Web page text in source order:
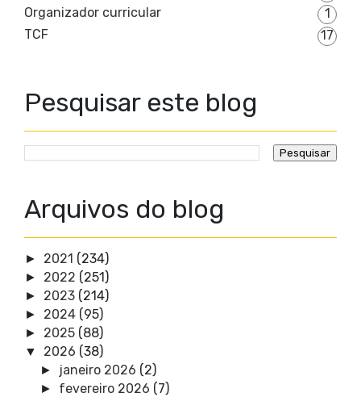
Organizador curricular
1
TCF
17
Pesquisar este blog
Arquivos do blog
► 2021 (234)
► 2022 (251)
► 2023 (214)
► 2024 (95)
► 2025 (88)
▼ 2026 (38)
► janeiro 2026 (2)
► fevereiro 2026 (7)